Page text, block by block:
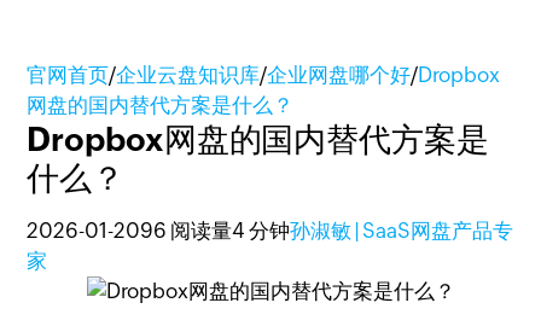
官网首页/企业云盘知识库/企业网盘哪个好/Dropbox
网盘的国内替代方案是什么？
Dropbox网盘的国内替代方案是
什么？
2026-01-2096 阅读量4 分钟孙淑敏 | SaaS网盘产品专
家